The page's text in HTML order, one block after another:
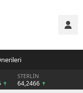
STERLİN
64,2466